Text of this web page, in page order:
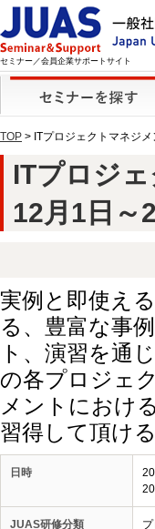
セミナー／会員企業サポートサイト
TOP > ITプロジェクトマネジ
ITプロジ
12月1日～
実例と即使え
る、豊富な事
ト、演習を通
の各プロジェ
メントにおけ
習得して頂け
日時
JUAS研修分類